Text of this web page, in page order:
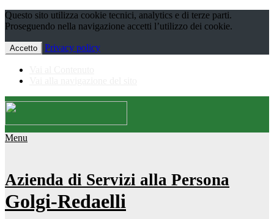
Questo sito utilizza cookie tecnici, analytics e di terze parti.
Proseguendo nella navigazione accetti l’utilizzo dei cookie.
Accetto Privacy policy
Menu
Azienda di Servizi alla Persona
Golgi-Redaelli